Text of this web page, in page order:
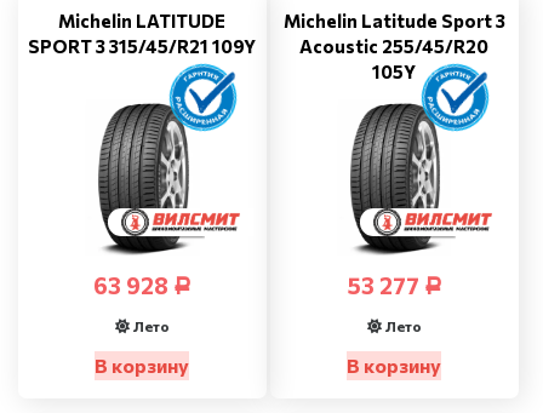
Michelin LATITUDE
SPORT 3 315/45/R21 109Y
63 928 Р
Лето
В корзину
Michelin Latitude Sport 3
Acoustic 255/45/R20
105Y
53 277 Р
Лето
В корзину